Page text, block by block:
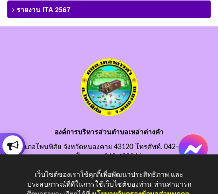
รายงาน ITA 2567
องค์การบริหารส่วนตำบลเหล่าต่างคำ
อำเภอโพนพิสัย จังหวัดหนองคาย 43120 โทรศัพท์. 042-490845
โทรสาร. 042-490846
อีเมลกลาง. saraban@laotangkham.go.th
เว็บไซต์ของเราใช้คุกกี้เพื่อพัฒนาประสิทธิภาพ และ
ประสบการณ์ที่ดีในการใช้เว็บไซต์ของท่าน ท่านสามารถ